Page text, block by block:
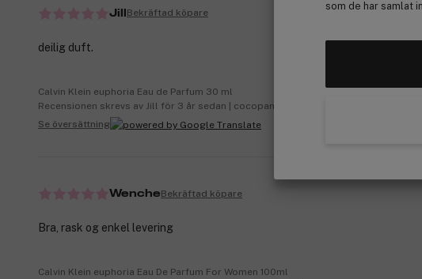
som de har samlat
Jill Bekräftad köpare
deilig duft.
Calvin Klein euphoria Eau de Parfum 30 ml
Recensionen skrevs av Jill för 3 år sedan | cocopanda.no
Se översättning
WencheBekräftad köpare
Bra, rask og enkel levering
Calvin Klein euphoria Eau De Parfum For Women 100ml